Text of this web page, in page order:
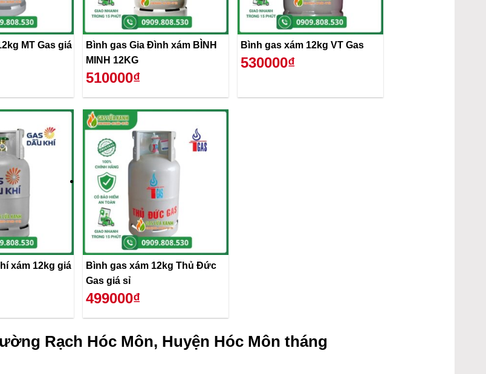
MT Gas giá
Bình gas Gia Đình xám BÌNH
MINH 12KG
510000₫
Bình gas xám 12kg VT Gas
530000₫
xám 12kg giá
Bình gas xám 12kg Thủ Đức
Gas giá sỉ
499000₫
Rạch Hóc Môn, Huyện Hóc Môn tháng